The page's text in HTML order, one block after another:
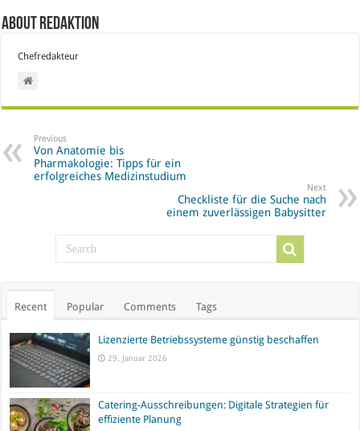
About Redaktion
Chefredakteur
Previous
Von Anatomie bis
Pharmakologie: Tipps für ein
erfolgreiches Medizinstudium
Next
Checkliste für die Suche nach
einem zuverlässigen Babysitter
Recent Popular Comments Tags
Lizenzierte Betriebssysteme günstig beschaffen
29. Januar 2026
Catering-Ausschreibungen: Digitale Strategien für
effiziente Planung